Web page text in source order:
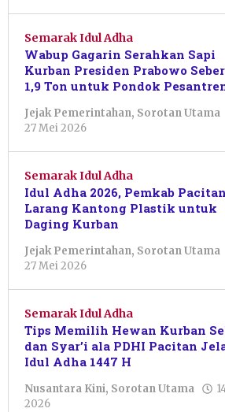
Semarak Idul Adha
Wabup Gagarin Serahkan Sapi
Kurban Presiden Prabowo
1,9 Ton untuk Pondok
Jejak Pemerintahan, Sorotan Utama
27 Mei 2026
Semarak Idul Adha
Idul Adha 2026, Pemkab Pacitan
Larang Kantong Plastik untuk
Daging Kurban
Jejak Pemerintahan, Sorotan Utama
27 Mei 2026
Primanto
Semarak Idul Adha
Tips Memilih Hewan Kurban
dan Syar’i ala PDHI Pacitan
Idul Adha 1447 H
Nusantara Kini, Sorotan Utama
2026